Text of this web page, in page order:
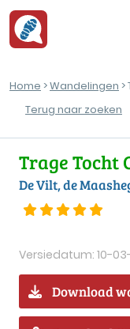
Home >Wandelingen
Terug naar zoeken
Trage Tocht
De Vilt, de
Versiedatum: 10-
Download